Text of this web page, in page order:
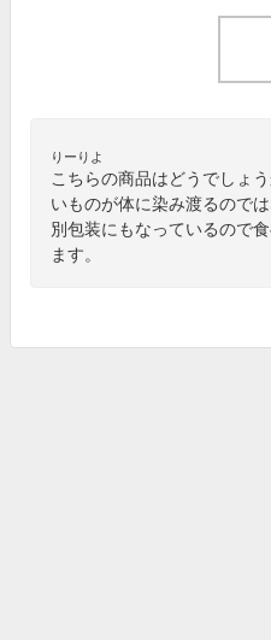
りーりよ
こちらの商品はどうでしょ
いものが体に染み渡るので
別包装にもなっているので
ます。